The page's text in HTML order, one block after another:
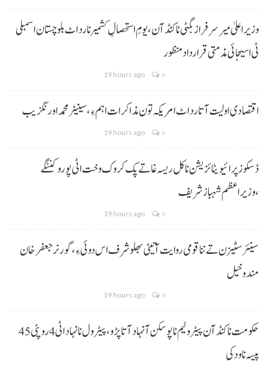
وزیراعلیٰ میر سرفراز بگٹی نا کنڈ آن،یومِ استحصالِ کشمیر نا رد اٹ بلوچستان اسمبلی
ٹی اسیجائی مذمتی قرارداد منظور
19 hours ago 0
اقتصادی اولیت آتا رد اٹ امریکہ تون مذاکرات اہم ءِ،سینیٹر محمد اورنگزیب
19 hours ago 0
ڈسکوز پرائیویٹائزیشن نا کل ریسہ غاتے پک کروک وخت اٹی پورو کننگے
،وزیراعظم شہباز شریف
19 hours ago 0
سینئر سٹیزن تے ننا قومی روایت آتیٹی بھلو شرف اس دوئی ءِ،گورنر جعفرخان
مندوخیل
19 hours ago 0
حکومت نا کنڈ آن پیٹرولیم نا پوسکن آ نہاد آتا پڑو،پیٹرول نا نہاد اٹی 4 روپئی 45
پیسہ نا ودکی